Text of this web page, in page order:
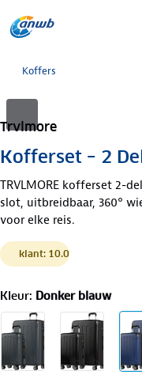
Koffers
Trvlmore
Kofferset – 2
TRVLMORE kofferset 2-
slot, uitbreidbaar, 360°
voor elke reis.
klant: 10.0
Kleur: Donker blauw